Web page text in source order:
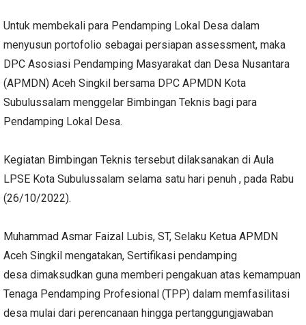
Untuk membekali para Pendamping Lokal Desa dalam
menyusun portofolio sebagai persiapan assessment, maka
DPC Asosiasi Pendamping Masyarakat dan Desa Nusantara
(APMDN) Aceh Singkil bersama DPC APMDN Kota
Subulussalam menggelar Bimbingan Teknis bagi para
Pendamping Lokal Desa.
Kegiatan Bimbingan Teknis tersebut dilaksanakan di Aula
LPSE Kota Subulussalam selama satu hari penuh , pada Rabu
(26/10/2022).
Muhammad Asmar Faizal Lubis, ST, Selaku Ketua APMDN
Aceh Singkil mengatakan, Sertifikasi pendamping
desa dimaksudkan guna memberi pengakuan atas kemampuan
Tenaga Pendamping Profesional (TPP) dalam memfasilitasi
desa mulai dari perencanaan hingga pertanggungjawaban